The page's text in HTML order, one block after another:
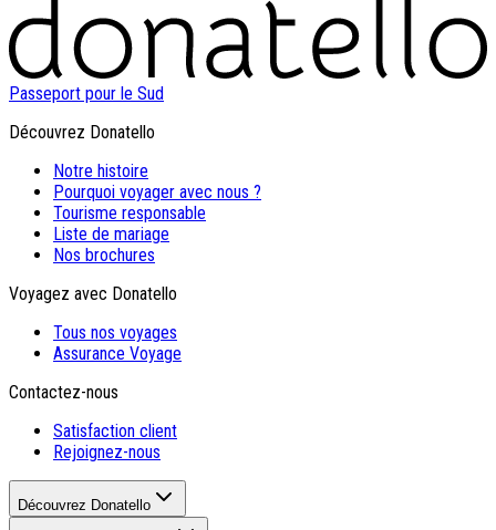
Passeport pour le Sud
Découvrez Donatello
Notre histoire
Pourquoi voyager avec nous ?
Tourisme responsable
Liste de mariage
Nos brochures
Voyagez avec Donatello
Tous nos voyages
Assurance Voyage
Contactez-nous
Satisfaction client
Rejoignez-nous
Découvrez Donatello